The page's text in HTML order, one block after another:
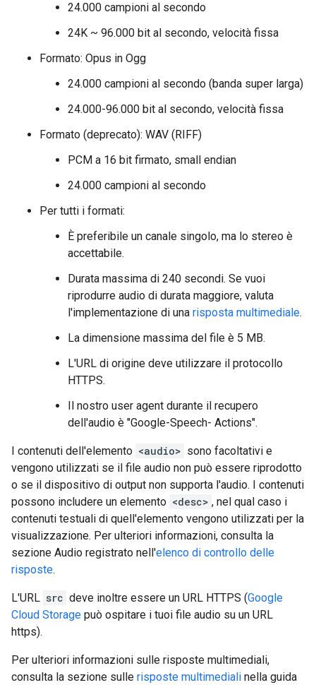
24.000 campioni al secondo
24K ~ 96.000 bit al secondo, velocità fissa
Formato: Opus in Ogg
24.000 campioni al secondo (banda super larga)
24.000-96.000 bit al secondo, velocità fissa
Formato (deprecato): WAV (RIFF)
PCM a 16 bit firmato, small endian
24.000 campioni al secondo
Per tutti i formati:
È preferibile un canale singolo, ma lo stereo è
accettabile.
Durata massima di 240 secondi. Se vuoi
riprodurre audio di durata maggiore, valuta
l'implementazione di una risposta multimediale.
La dimensione massima del file è 5 MB.
L'URL di origine deve utilizzare il protocollo
HTTPS.
Il nostro user agent durante il recupero
dell'audio è "Google-Speech- Actions".
I contenuti dell'elemento <audio> sono facoltativi e
vengono utilizzati se il file audio non può essere riprodotto
o se il dispositivo di output non supporta l'audio. I contenuti
possono includere un elemento <desc> , nel qual caso i
contenuti testuali di quell'elemento vengono utilizzati per la
visualizzazione. Per ulteriori informazioni, consulta la
sezione Audio registrato nell'elenco di controllo delle
risposte.
L'URL src deve inoltre essere un URL HTTPS (Google
Cloud Storage può ospitare i tuoi file audio su un URL
https).
Per ulteriori informazioni sulle risposte multimediali,
consulta la sezione sulle risposte multimediali nella guida